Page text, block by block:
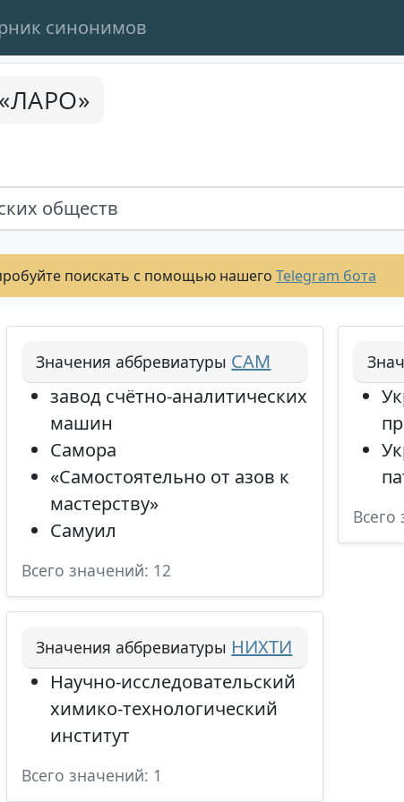
синонимов
«ЛАРО»
обществ
поискать с помощью нашего Telegram бота
Значения аббревиатуры САМ
завод счётно-аналитических
машин
Самора
«Самостоятельно от азов к
мастерству»
Самуил
Всего значений: 12
Всего
Значения аббревиатуры НИХТИ
Научно-исследовательский
химико-технологический
институт
Всего значений: 1